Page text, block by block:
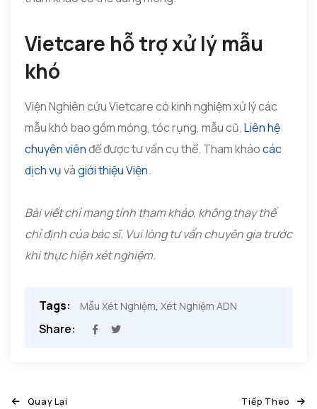
Vietcare hỗ trợ xử lý mẫu
khó
Viện Nghiên cứu Vietcare có kinh nghiệm xử lý các
mẫu khó bao gồm móng, tóc rụng, mẫu cũ.Liên hệ
chuyên viênđể được tư vấn cụ thể. Tham khảocác
dịch vụvàgiới thiệu Viện.
Bài viết chỉ mang tính tham khảo, không thay thế
chỉ định của bác sĩ. Vui lòng tư vấn chuyên gia trước
khi thực hiện xét nghiệm.
Tags: Mẫu Xét Nghiệm, Xét Nghiệm ADN
Share:
Quay Lại Tiếp Theo